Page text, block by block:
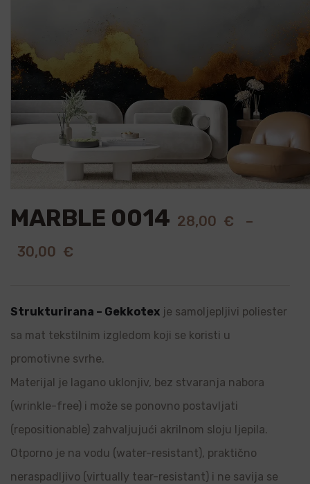
MARBLE 0014 28,00 €
–
30,00 €
Strukturirana – Gekkotex je samoljepljivi poliester
sa mat tekstilnim izgledom koji se koristi u
promotivne svrhe.
Materijal je lagano uklonjiv, bez stvaranja nabora
(wrinkle-free) i može se ponovno postavljati
(repositionable) zahvaljujući akrilnom sloju ljepila.
Otporno je na vodu (water-resistant), praktično
neraspadljivo (virtually tear-resistant) i ne savija se